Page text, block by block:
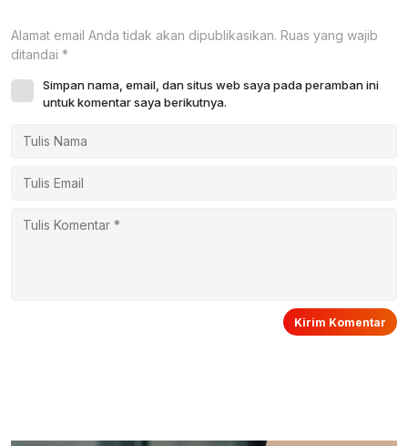
Alamat email Anda tidak akan dipublikasikan. Ruas yang wajib
ditandai *
Simpan nama, email, dan situs web saya pada peramban ini
untuk komentar saya berikutnya.